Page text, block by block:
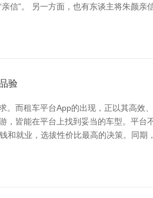
信”。 另一方面，也有东谈主将朱颜亲
验
而租车平台App的出现，正以其高
皆能在平台上找到妥当的车型。平
和就业，选拔性价比最高的决策。同期